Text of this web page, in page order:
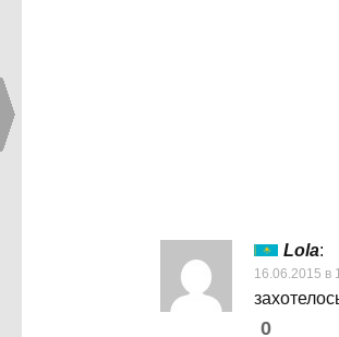
Lola:
16.06.2015 в
0